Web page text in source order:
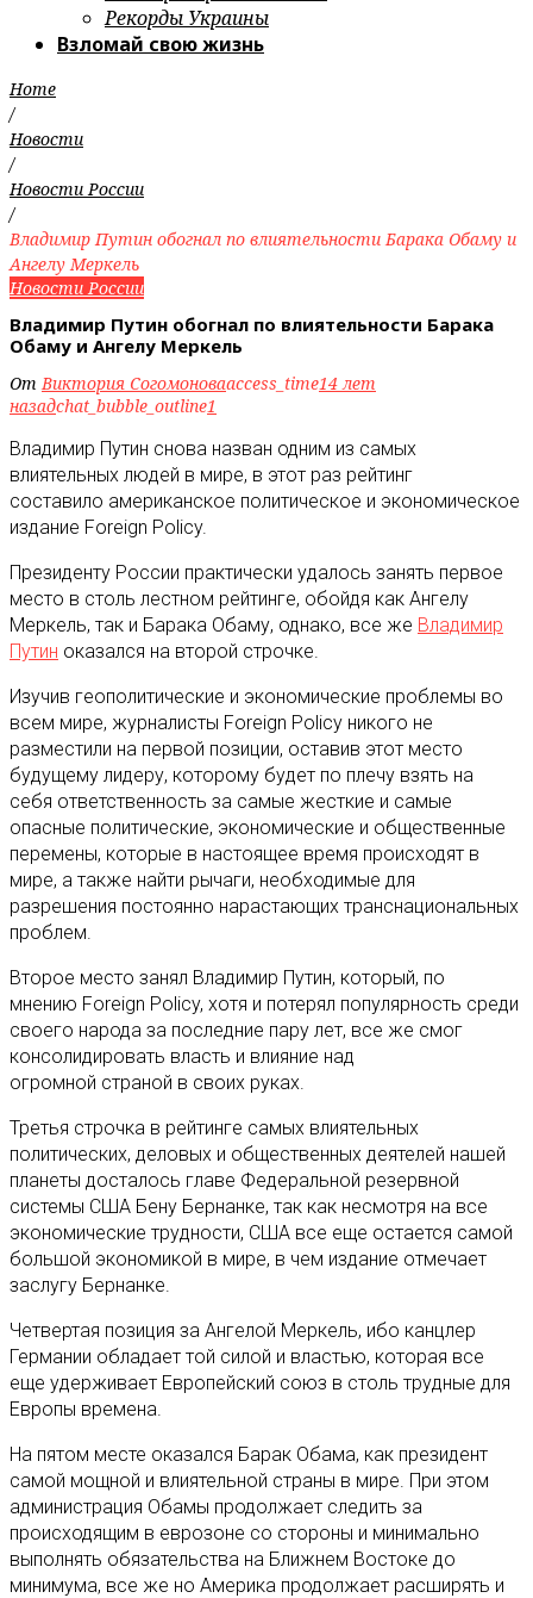
Рекорды Украины
Взломай свою жизнь
Home
/
Новости
/
Новости России
/
Владимир Путин обогнал по влиятельности Барака Обаму и
Ангелу Меркель
Новости России
Владимир Путин обогнал по влиятельности Барака
Обаму и Ангелу Меркель
ОтВиктория Согомоноваaccess_time14 лет
назадchat_bubble_outline1
Владимир Путин снова назван одним из самых
влиятельных людей в мире, в этот раз рейтинг
составило американское политическое и экономическое
издание Foreign Policy.
Президенту России практически удалось занять первое
место в столь лестном рейтинге, обойдя как Ангелу
Меркель, так и Барака Обаму, однако, все же Владимир
Путин оказался на второй строчке.
Изучив геополитические и экономические проблемы во
всем мире, журналисты Foreign Policy никого не
разместили на первой позиции, оставив этот место
будущему лидеру, которому будет по плечу взять на
себя ответственность за самые жесткие и самые
опасные политические, экономические и общественные
перемены, которые в настоящее время происходят в
мире, а также найти рычаги, необходимые для
разрешения постоянно нарастающих транснациональных
проблем.
Второе место занял Владимир Путин, который, по
мнению Foreign Policy, хотя и потерял популярность среди
своего народа за последние пару лет, все же смог
консолидировать власть и влияние над
огромной страной в своих руках.
Третья строчка в рейтинге самых влиятельных
политических, деловых и общественных деятелей нашей
планеты досталось главе Федеральной резервной
системы США Бену Бернанке, так как несмотря на все
экономические трудности, США все еще остается самой
большой экономикой в мире, в чем издание отмечает
заслугу Бернанке.
Четвертая позиция за Ангелой Меркель, ибо канцлер
Германии обладает той силой и властью, которая все
еще удерживает Европейский союз в столь трудные для
Европы времена.
На пятом месте оказался Барак Обама, как президент
самой мощной и влиятельной страны в мире. При этом
администрация Обамы продолжает следить за
происходящим в еврозоне со стороны и минимально
выполнять обязательства на Ближнем Востоке до
минимума, все же но Америка продолжает расширять и